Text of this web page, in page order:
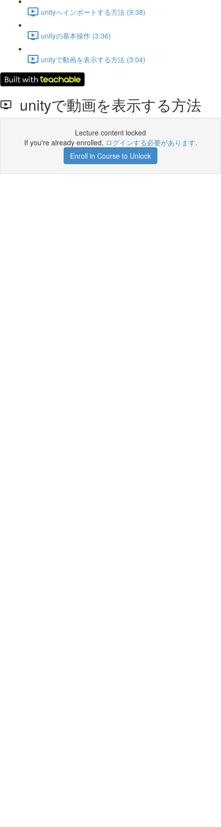
unityへインポートする方法 (9:38)
unityの基本操作 (3:36)
unityで動画を表示する方法 (3:04)
unityで動画を表示する方法
Lecture content locked
If you're already enrolled, ログインする必要があります.
Enroll in Course to Unlock